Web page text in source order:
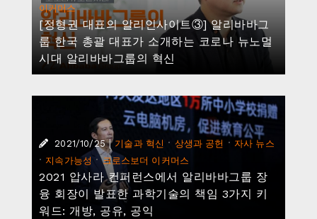
이커머스
[정형권 대표의 알리인사이트③] 알리바바그
룹 한국 총괄 대표가 소개하는 코로나 뉴노멀
시대 알리바바그룹의 혁신
2021/10/25 | 기술과 혁신 · 상생과 공헌 · 자사 뉴스
· 지속가능성 ·크로스보더 이커머스
2021 압사라 컨퍼런스에서 알리바바그룹 장
융 회장이 발표한 과학기술의 책임 3가지 키
워드: 개방, 공유, 공익